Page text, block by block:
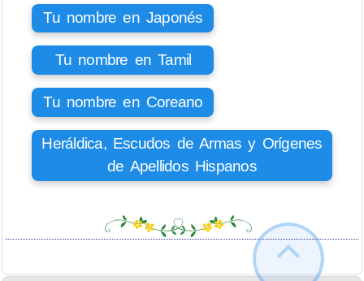
Tu nombre en Japonés
Tu nombre en Tamil
Tu nombre en Coreano
Heráldica, Escudos de Armas y Orígenes
de Apellidos Hispanos